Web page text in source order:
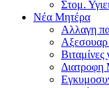
Στομ.
Νέα Μητέρα
Αλλαγη